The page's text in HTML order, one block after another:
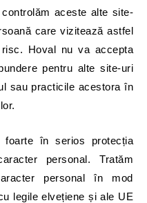
aceste alte site-
care vizitează astfel
Hoval nu va accepta
pentru alte site-uri
sau practicile acestora în
foarte în serios protecția
personal. Tratăm
personal în mod
legile elvețiene și ale UE